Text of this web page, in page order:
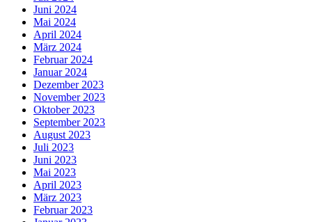
Juni 2024
Mai 2024
April 2024
März 2024
Februar 2024
Januar 2024
Dezember 2023
November 2023
Oktober 2023
September 2023
August 2023
Juli 2023
Juni 2023
Mai 2023
April 2023
März 2023
Februar 2023